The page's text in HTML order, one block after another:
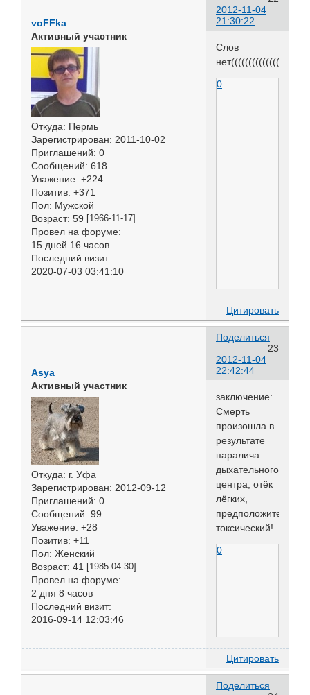
2012-11-04
21:30:22
voFFka
Активный участник
Откуда: Пермь
Зарегистрирован: 2011-10-02
Приглашений: 0
Сообщений: 618
Уважение: +224
Позитив: +371
Пол: Мужской
Возраст: 59 [1966-11-17]
Провел на форуме:
15 дней 16 часов
Последний визит:
2020-07-03 03:41:10
Слов
0
Цитировать
Поделиться
23
2012-11-04
22:42:44
Asya
Активный участник
Откуда: г. Уфа
Зарегистрирован: 2012-09-12
Приглашений: 0
Сообщений: 99
Уважение: +28
Позитив: +11
Пол: Женский
Возраст: 41 [1985-04-30]
Провел на форуме:
2 дня 8 часов
Последний визит:
2016-09-14 12:03:46
заключение:
Смерть
произошла в
результате
паралича
дыхательного
центра, отёк
лёгких,
предположительно
токсический!
0
Цитировать
Поделиться